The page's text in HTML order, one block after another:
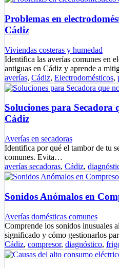
Problemas en
Cádiz
Viviendas costeras y humedad
Identifica las averías comunes en
antiguas en Cádiz y aprende a
averías, Cádiz, Electrodomésticos,
Soluciones para
Cádiz
Averías en secadoras
Identifica por qué el tambor de tu
comunes. Evita…
averías secadoras, Cádiz,
Sonidos Anómalos en
Averías domésticas comunes
Comprende los sonidos inusuales
significado y cómo gestionarlos
Cádiz, compresor, diagnóstico,